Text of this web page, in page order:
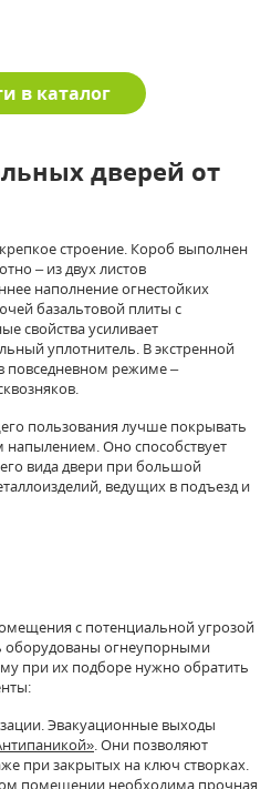
в каталог
дверей от
строение. Короб выполнен
– из двух листов
наполнение огнестойких
базальтовой плиты с
свойства усиливает
уплотнитель. В экстренной
повседневном режиме –
пользования лучше покрывать
Оно способствует
вида двери при большой
ведущих в подъезд и
с потенциальной угрозой
огнеупорными
при их подборе нужно обратить
Эвакуационные выходы
. Они позволяют
при закрытых на ключ створках.
помещении необходима прочная